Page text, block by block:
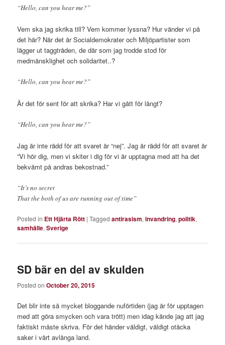
“Hello, can you hear me?”
Vem ska jag skrika till? Vem kommer lyssna? Hur vänder vi på
det här? När det är Socialdemokrater och Miljöpartister som
lägger ut taggtråden, de där som jag trodde stod för
medmänsklighet och solidaritet..?
“Hello, can you hear me?”
Är det för sent för att skrika? Har vi gått för långt?
“Hello, can you hear me?”
Jag är inte rädd för att svaret är “nej”. Jag är rädd för att svaret är
“Vi hör dig, men vi skiter i dig för vi är upptagna med att ha det
bekvämt på andras bekostnad.”
“It’s no secret
That the both of us are running out of time”
Posted in Ett Hjärta Rött |Tagged antirasism,invandring,politik,
samhälle,Sverige
SD bär en del av skulden
Posted onOctober 20, 2015
Det blir inte så mycket bloggande nuförtiden (jag är för upptagen
med att göra smycken och vara trött) men idag kände jag att jag
faktiskt måste skriva. För det händer väldigt, väldigt otäcka
saker i vårt avlånga land.